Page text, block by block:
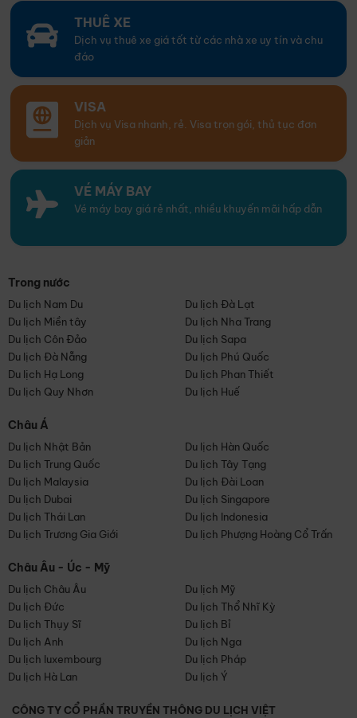
THUÊ XE
Dịch vụ thuê xe giá tốt từ các nhà xe uy tín và chu
đáo
VISA
Dịch vụ Visa nhanh, rẻ. Visa trọn gói, thủ tục đơn
giản
VÉ MÁY BAY
Vé máy bay giá rẻ nhất, nhiều khuyến mãi hấp dẫn
Trong nước
Du lịch Nam Du
Du lịch Đà Lạt
Du lịch Miền tây
Du lịch Nha Trang
Du lịch Côn Đảo
Du lịch Sapa
Du lịch Đà Nẵng
Du lịch Phú Quốc
Du lịch Hạ Long
Du lịch Phan Thiết
Du lịch Quy Nhơn
Du lịch Huế
Châu Á
Du lịch Nhật Bản
Du lịch Hàn Quốc
Du lịch Trung Quốc
Du lịch Tây Tạng
Du lịch Malaysia
Du lịch Đài Loan
Du lịch Dubai
Du lịch Singapore
Du lịch Thái Lan
Du lịch Indonesia
Du lịch Trương Gia Giới
Du lịch Phượng Hoàng Cổ Trấn
Châu Âu - Úc - Mỹ
Du lịch Châu Âu
Du lịch Mỹ
Du lịch Đức
Du lịch Thổ Nhĩ Kỳ
Du lịch Thụy Sĩ
Du lịch Bỉ
Du lịch Anh
Du lịch Nga
Du lịch luxembourg
Du lịch Pháp
Du lịch Hà Lan
Du lịch Ý
CÔNG TY CỔ PHẦN TRUYỀN THÔNG DU LỊCH VIỆT